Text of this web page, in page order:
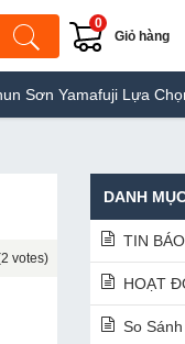
Giỏ hàng
0
Lựa Chọn Tối Ưu
votes)
DANH
TIN
HOẠT
So